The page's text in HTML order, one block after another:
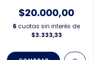
$20.000,00
6 cuotas sin interés de
$3.333,33